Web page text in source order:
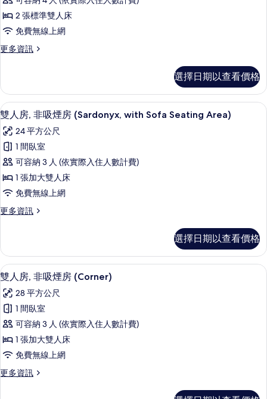
詳
情
房,
非
煙
(Sardonyx)
的
所
有
相
片
2 張標準雙人床
免費無線上網
更多資訊
更
房,
非
吸
房
(Sardonyx)
的
詳
情
選擇日期以查看價格
顯
示
雙
人
房,
非
煙
(Sardonyx,
with
Sofa
Seating
Area)
的
所
有
相
片
羽絨被、客房內保險箱、書桌、筆電
15
雙人房, 非吸煙房 (Sardonyx, with Sofa Seating Area)
24 平方公尺
1 間臥室
可容納 3 人 (依實際入住人數計費)
1 張加大雙人床
免費無線上網
更多資訊
更
房,
非
吸
房
(Sardonyx,
with
Sofa
Seating
Area)
的
詳
選擇日期以查看價格
顯
示
雙
人
房,
非
煙
羽絨被、客房內保險箱、書桌、筆電
15
雙人房, 非吸煙房 (Corner)
28 平方公尺
1 間臥室
可容納 3 人 (依實際入住人數計費)
1 張加大雙人床
免費無線上網
更多資訊
更